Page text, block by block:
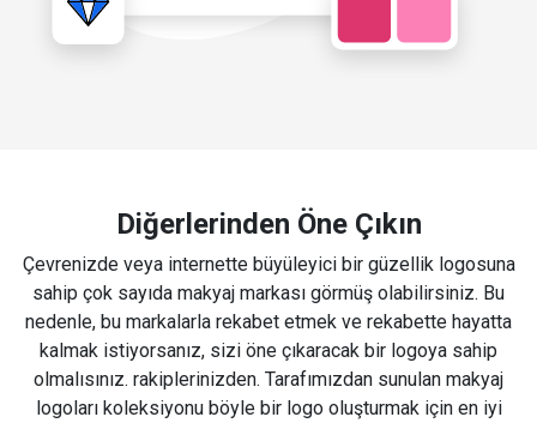
Diğerlerinden Öne Çıkın
Çevrenizde veya internette büyüleyici bir güzellik logosuna
sahip çok sayıda makyaj markası görmüş olabilirsiniz. Bu
nedenle, bu markalarla rekabet etmek ve rekabette hayatta
kalmak istiyorsanız, sizi öne çıkaracak bir logoya sahip
olmalısınız. rakiplerinizden. Tarafımızdan sunulan makyaj
logoları koleksiyonu böyle bir logo oluşturmak için en iyi